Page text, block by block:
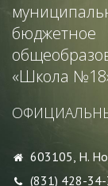
бюджетное
«Школа №18
603105, Н.
(831) 428-34-